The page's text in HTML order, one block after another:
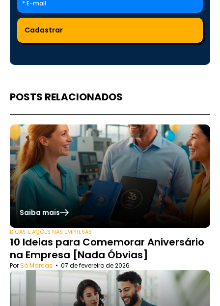
POSTS RELACIONADOS
Saiba mais
DICAS E AÇÕES NAS EMPRESAS
10 Ideias para Comemorar Aniversário
na Empresa [Nada Óbvias]
PorSó Marcas • 07 de fevereiro de 2026